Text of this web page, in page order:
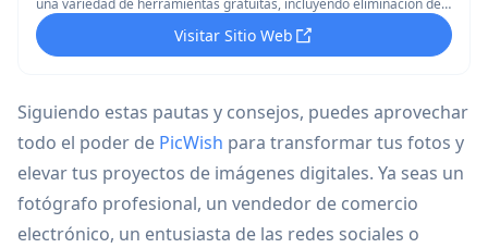
una variedad de herramientas gratuitas, incluyendo eliminación de
fondos, mejora de imágenes y generación de retratos AI.
Visitar Sitio Web
Siguiendo estas pautas y consejos, puedes aprovechar
todo el poder de PicWish para transformar tus fotos y
elevar tus proyectos de imágenes digitales. Ya seas un
fotógrafo profesional, un vendedor de comercio
electrónico, un entusiasta de las redes sociales o